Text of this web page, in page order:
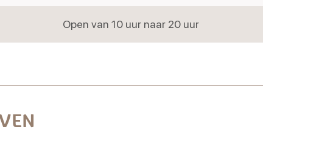
Open van 10 uur naar 20 uur